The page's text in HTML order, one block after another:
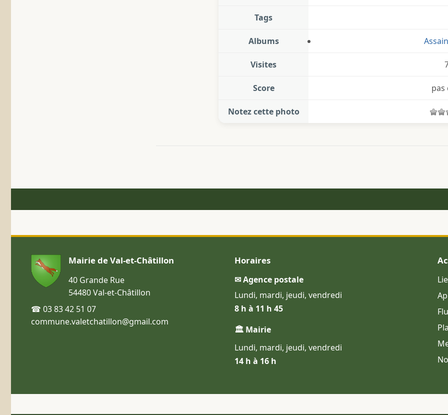
Tags
Albums
Visites
Score pas
Notez cette photo
Mairie de Val-et-Châtillon
40 Grande Rue
54480 Val-et-Châtillon
☎ 03 83 42 51 07
commune.valetchatillon@gmail.com
Horaires
✉ Agence postale
Lundi, mardi, jeudi, vendredi
8 h à 11 h 45
🏛 Mairie
Lundi, mardi, jeudi, vendredi
14 h à 16 h